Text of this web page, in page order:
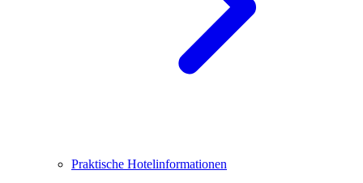
Praktische Hotelinformationen